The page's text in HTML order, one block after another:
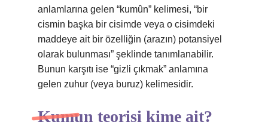
anlamlarına gelen “kumûn” kelimesi, “bir
cismin başka bir cisimde veya o cisimdeki
maddeye ait bir özelliğin (arazın) potansiyel
olarak bulunması” şeklinde tanımlanabilir.
Bunun karşıtı ise “gizli çıkmak” anlamına
gelen zuhur (veya buruz) kelimesidir.
Kumun teorisi kime ait?